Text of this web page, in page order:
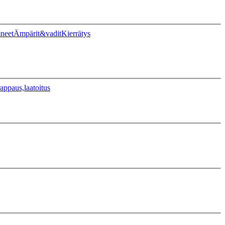
Ämpärit&vaditKierrätys